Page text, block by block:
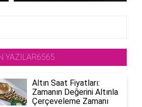
YAZILAR6565
Altın Saat Fiyatları:
Zamanın Değerini Altınla
Çerçeveleme Zamanı